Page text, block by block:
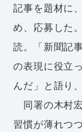
記事を題材に
め、応募した
読。「新聞記
の表現に役立
んだ」と語り
同署の木村
習慣が薄れつ